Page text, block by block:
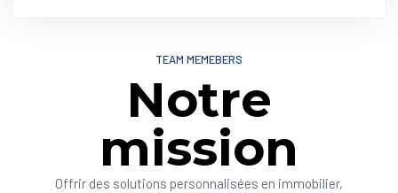
TEAM MEMEBERS
Notre
mission
Offrir des solutions personnalisées en immobilier,